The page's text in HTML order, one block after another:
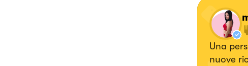
Una
nuove